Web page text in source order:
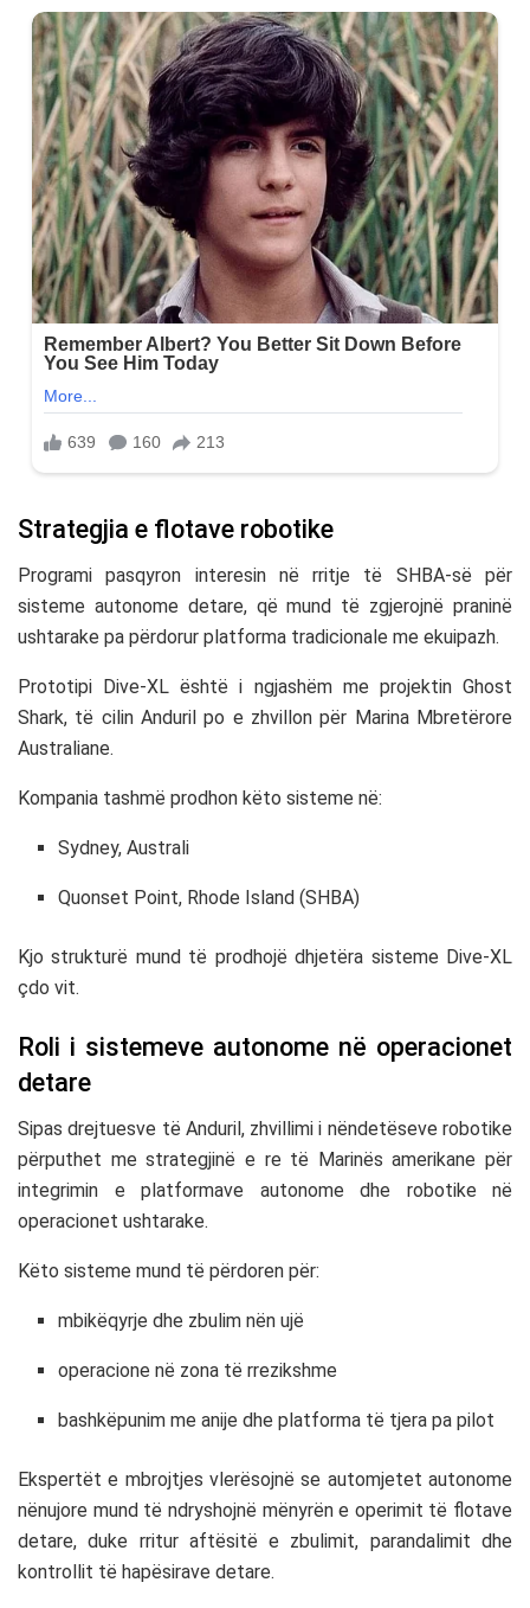
Strategjia e flotave robotike
Programi pasqyron interesin në rritje të SHBA-së për
sisteme autonome detare, që mund të zgjerojnë praninë
ushtarake pa përdorur platforma tradicionale me ekuipazh.
Prototipi Dive-XL është i ngjashëm me projektin Ghost
Shark, të cilin Anduril po e zhvillon për Marina Mbretërore
Australiane.
Kompania tashmë prodhon këto sisteme në:
Sydney, Australi
Quonset Point, Rhode Island (SHBA)
Kjo strukturë mund të prodhojë dhjetëra sisteme Dive-XL
çdo vit.
Roli i sistemeve autonome në operacionet
detare
Sipas drejtuesve të Anduril, zhvillimi i nëndetëseve robotike
përputhet me strategjinë e re të Marinës amerikane për
integrimin e platformave autonome dhe robotike në
operacionet ushtarake.
Këto sisteme mund të përdoren për:
mbikëqyrje dhe zbulim nën ujë
operacione në zona të rrezikshme
bashkëpunim me anije dhe platforma të tjera pa pilot
Ekspertët e mbrojtjes vlerësojnë se automjetet autonome
nënujore mund të ndryshojnë mënyrën e operimit të flotave
detare, duke rritur aftësitë e zbulimit, parandalimit dhe
kontrollit të hapësirave detare.